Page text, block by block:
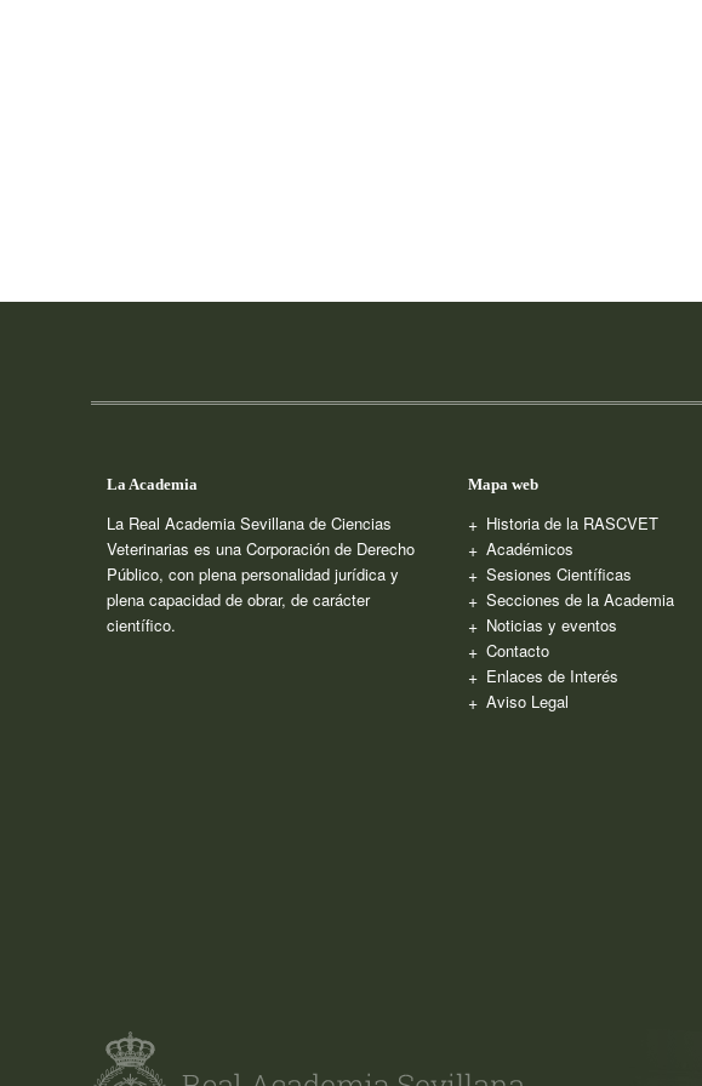
La Academia
La Real Academia Sevillana de Ciencias
Veterinarias es una Corporación de Derecho
Público, con plena personalidad jurídica y
plena capacidad de obrar, de carácter
científico.
Mapa web
Historia de la RASCVET
Académicos
Sesiones Científicas
Secciones de la Academia
Noticias y eventos
Contacto
Enlaces de Interés
Aviso Legal